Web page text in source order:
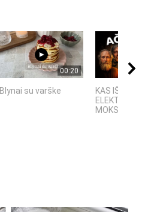
00:20
Blynai su varške
KAS IŠRADO
ELEKTRĄ? 6